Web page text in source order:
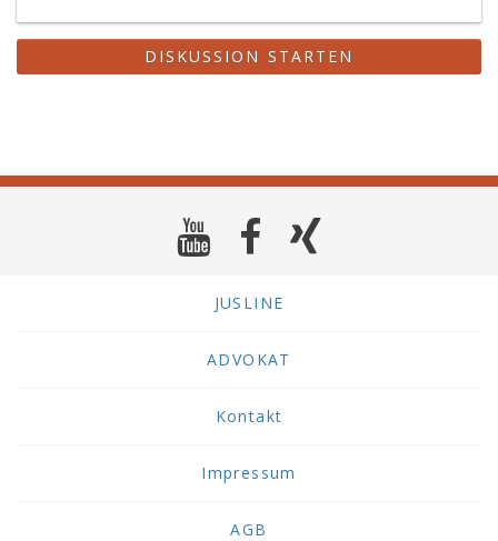
DISKUSSION STARTEN
JUSLINE
ADVOKAT
Kontakt
Impressum
AGB